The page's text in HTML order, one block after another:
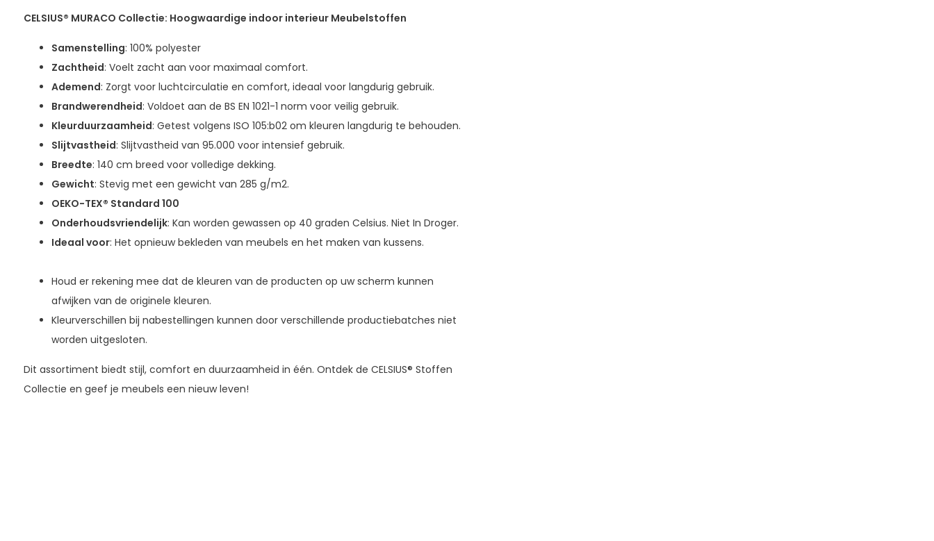
CELSIUS® MURACO Collectie: Hoogwaardige indoor interieur Meubelstoffen
Samenstelling: 100% polyester
Zachtheid: Voelt zacht aan voor maximaal comfort.
Ademend: Zorgt voor luchtcirculatie en comfort, ideaal voor langdurig gebruik.
Brandwerendheid: Voldoet aan de BS EN 1021-1 norm voor veilig gebruik.
Kleurduurzaamheid: Getest volgens ISO 105:b02 om kleuren langdurig te behouden.
Slijtvastheid: Slijtvastheid van 95.000 voor intensief gebruik.
Breedte: 140 cm breed voor volledige dekking.
Gewicht: Stevig met een gewicht van 285 g/m2.
OEKO-TEX® Standard 100
Onderhoudsvriendelijk: Kan worden gewassen op 40 graden Celsius. Niet In Droger.
Ideaal voor: Het opnieuw bekleden van meubels en het maken van kussens.
Houd er rekening mee dat de kleuren van de producten op uw scherm kunnen
afwijken van de originele kleuren.
Kleurverschillen bij nabestellingen kunnen door verschillende productiebatches niet
worden uitgesloten.
Dit assortiment biedt stijl, comfort en duurzaamheid in één. Ontdek de CELSIUS® Stoffen
Collectie en geef je meubels een nieuw leven!